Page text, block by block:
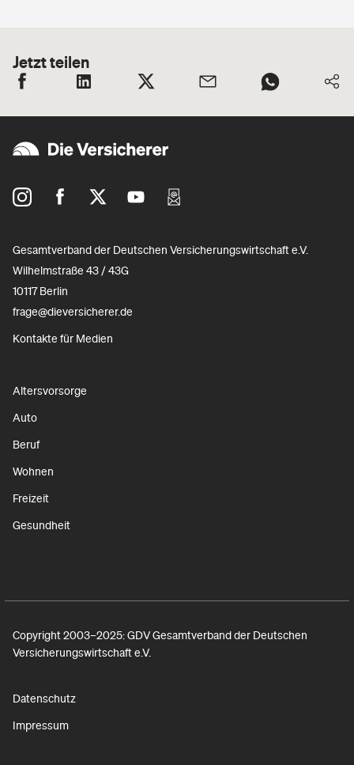
Jetzt teilen
Gesamtverband der Deutschen Versicherungswirtschaft e.V.
Wilhelmstraße 43 / 43G
10117 Berlin
frage@dieversicherer.de
Kontakte für Medien
Altersvorsorge
Auto
Beruf
Wohnen
Freizeit
Gesundheit
Copyright 2003–2025: GDV Gesamtverband der Deutschen
Versicherungswirtschaft e.V.
Datenschutz
Impressum